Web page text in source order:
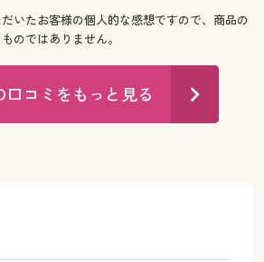
いたお客様の個人的な感想ですので、商品の
のではありません。
口コミをもっと見る